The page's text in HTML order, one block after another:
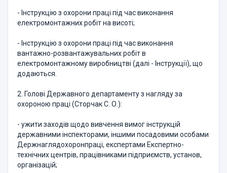
- Інструкцію з охорони праці під час виконання
електромонтажних робіт на висоті;
- Інструкцію з охорони праці під час виконання
вантажно-розвантажувальних робіт в
електромонтажному виробництві (далі - Інструкції), що
додаються.
2. Голові Державного департаменту з нагляду за
охороною праці (Сторчак С. О.):
- ужити заходів щодо вивчення вимог інструкцій
державними інспекторами, іншими посадовими особами
Держнаглядохоронпраці, експертами Експертно-
технічних центрів, працівниками підприємств, установ,
організацій;